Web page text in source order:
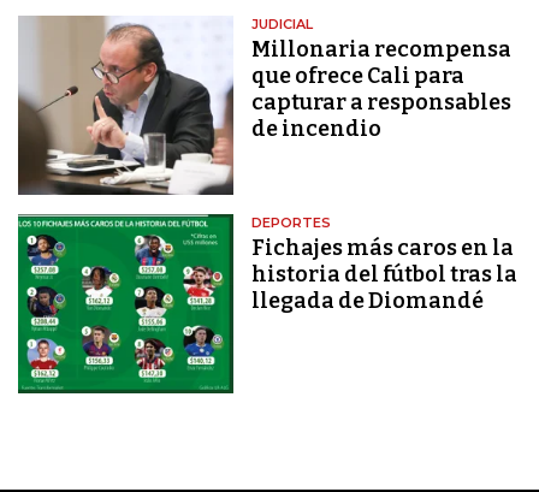
JUDICIAL
Millonaria recompensa
que ofrece Cali para
capturar a responsables
de incendio
DEPORTES
Fichajes más caros en la
historia del fútbol tras la
llegada de Diomandé